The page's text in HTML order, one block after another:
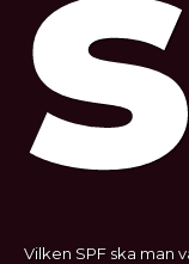
Vilken SPF ska man